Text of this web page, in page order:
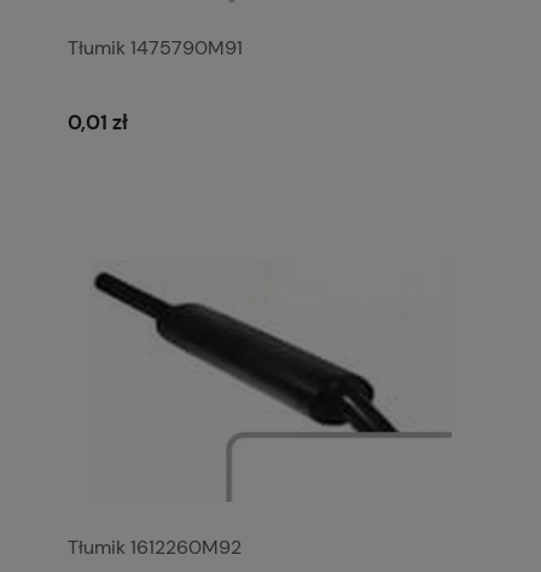
Tłumik 1475790M91
0,01 zł
Tłumik 1612260M92